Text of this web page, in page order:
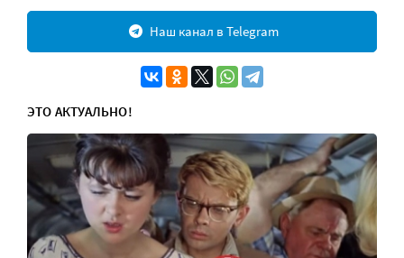
Наш канал в Telegram
ЭТО АКТУАЛЬНО!